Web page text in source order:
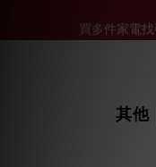
買多件家電
買多件家電
其他